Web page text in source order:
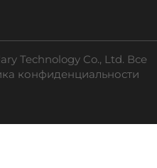
Technology Co., Ltd. Все
конфиденциальности